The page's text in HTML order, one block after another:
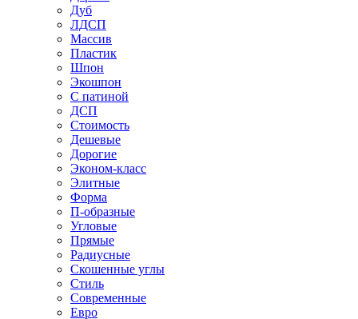
Дуб
ЛДСП
Массив
Пластик
Шпон
Экошпон
С патиной
ДСП
Стоимость
Дешевые
Дорогие
Эконом-класс
Элитные
Форма
П-образные
Угловые
Прямые
Радиусные
Скошенные углы
Стиль
Современные
Евро